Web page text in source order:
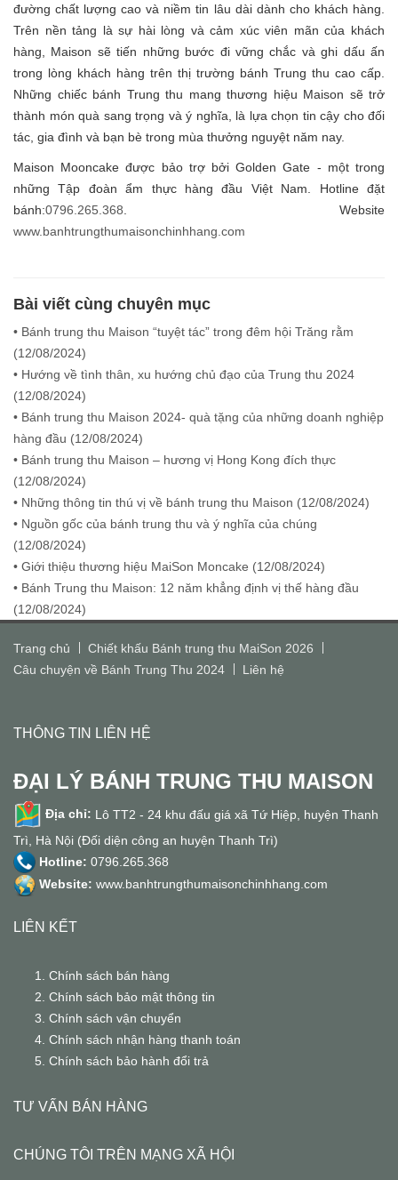
đường chất lượng cao và niềm tin lâu dài dành cho khách hàng.
Trên nền tảng là sự hài lòng và cảm xúc viên mãn của khách
hàng, Maison sẽ tiến những bước đi vững chắc và ghi dấu ấn
trong lòng khách hàng trên thị trường bánh Trung thu cao cấp.
Những chiếc bánh Trung thu mang thương hiệu Maison sẽ trở
thành món quà sang trọng và ý nghĩa, là lựa chọn tin cậy cho đối
tác, gia đình và bạn bè trong mùa thưởng nguyệt năm nay.
Maison Mooncake được bảo trợ bởi Golden Gate - một trong
những Tập đoàn ẩm thực hàng đầu Việt Nam. Hotline đặt
bánh:0796.265.368 . Website
www.banhtrungthumaisonchinhhang.com
Bài viết cùng chuyên mục
• Bánh trung thu Maison “tuyệt tác” trong đêm hội Trăng rằm
(12/08/2024)
• Hướng về tình thân, xu hướng chủ đạo của Trung thu 2024
(12/08/2024)
• Bánh trung thu Maison 2024- quà tặng của những doanh nghiệp
hàng đầu (12/08/2024)
• Bánh trung thu Maison – hương vị Hong Kong đích thực
(12/08/2024)
• Những thông tin thú vị về bánh trung thu Maison (12/08/2024)
• Nguồn gốc của bánh trung thu và ý nghĩa của chúng
(12/08/2024)
• Giới thiệu thương hiệu MaiSon Moncake (12/08/2024)
• Bánh Trung thu Maison: 12 năm khẳng định vị thế hàng đầu
(12/08/2024)
Trang chủ
Chiết khấu Bánh trung thu MaiSon 2026
Câu chuyện về Bánh Trung Thu 2024
Liên hệ
THÔNG TIN LIÊN HỆ
ĐẠI LÝ BÁNH TRUNG THU MAISON
Địa chỉ: Lô TT2 - 24 khu đấu giá xã Tứ Hiệp, huyện Thanh
Trì, Hà Nội (Đối diện công an huyện Thanh Trì)
Hotline: 0796.265.368
Website: www.banhtrungthumaisonchinhhang.com
LIÊN KẾT
Chính sách bán hàng
Chính sách bảo mật thông tin
Chính sách vận chuyển
Chính sách nhận hàng thanh toán
Chính sách bảo hành đổi trả
TƯ VẤN BÁN HÀNG
CHÚNG TÔI TRÊN MẠNG XÃ HỘI